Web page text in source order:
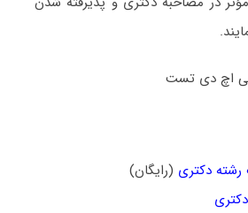
اچ دی تست
رشته دکتری (رایگان)